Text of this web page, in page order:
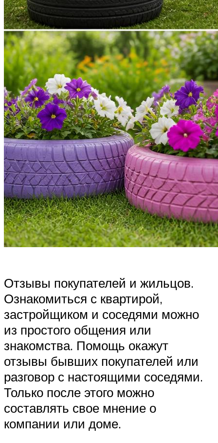
Отзывы покупателей и жильцов.
Ознакомиться с квартирой,
застройщиком и соседями можно
из простого общения или
знакомства. Помощь окажут
отзывы бывших покупателей или
разговор с настоящими соседями.
Только после этого можно
составлять свое мнение о
компании или доме.